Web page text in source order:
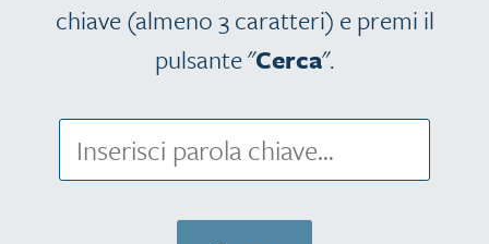
chiave (almeno 3 caratteri) e premi il
pulsante "Cerca".